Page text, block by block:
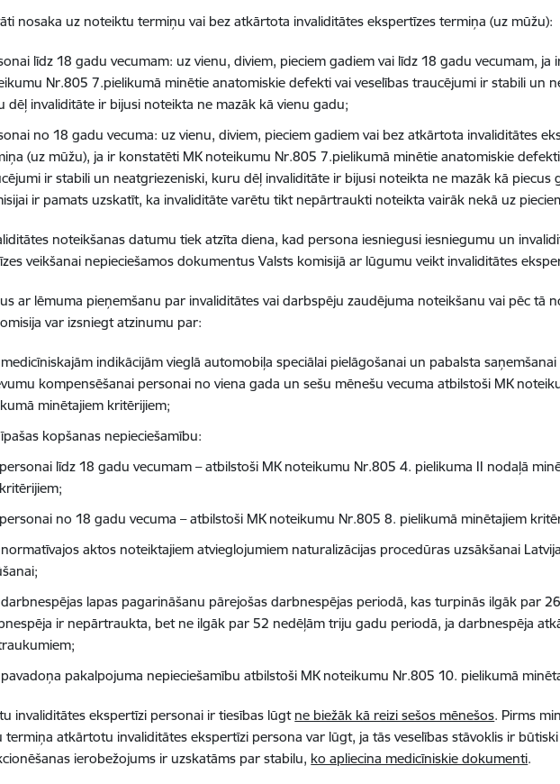
nosaka uz noteiktu termiņu vai bez atkārtota invaliditātes ekspertīzes termiņa (uz mūžu):
līdz 18 gadu vecumam: uz vienu, diviem, pieciem gadiem vai līdz 18 gadu vecumam, ja
Nr.805 7.pielikumā minētie anatomiskie defekti vai veselības traucējumi ir stabili un
dēļ invaliditāte ir bijusi noteikta ne mazāk kā vienu gadu;
no 18 gadu vecuma: uz vienu, diviem, pieciem gadiem vai bez atkārtota invaliditātes
(uz mūžu), ja ir konstatēti MK noteikumu Nr.805 7.pielikumā minētie anatomiskie
ir stabili un neatgriezeniski, kuru dēļ invaliditāte ir bijusi noteikta ne mazāk kā piecus
ir pamats uzskatīt, ka invaliditāte varētu tikt nepārtraukti noteikta vairāk nekā uz
noteikšanas datumu tiek atzīta diena, kad persona iesniegusi iesniegumu un
veikšanai nepieciešamos dokumentus Valsts komisijā ar lūgumu veikt invaliditātes
ar lēmuma pieņemšanu par invaliditātes vai darbspēju zaudējuma noteikšanu vai pēc tā
var izsniegt atzinumu par:
indikācijām vieglā automobiļa speciālai pielāgošanai un pabalsta
kompensēšanai personai no viena gada un sešu mēnešu vecuma atbilstoši MK
minētajiem kritērijiem;
kopšanas nepieciešamību:
personai līdz 18 gadu vecumam – atbilstoši MK noteikumu Nr.805 4. pielikuma II nodaļā
kritērijiem;
personai no 18 gadu vecuma – atbilstoši MK noteikumu Nr.805 8. pielikumā minētajiem
aktos noteiktajiem atvieglojumiem naturalizācijas procedūras uzsākšanai
lapas pagarināšanu pārejošas darbnespējas periodā, kas turpinās ilgāk par
ir nepārtraukta, bet ne ilgāk par 52 nedēļām triju gadu periodā, ja darbnespēja
pakalpojuma nepieciešamību atbilstoši MK noteikumu Nr.805 10. pielikumā
invaliditātes ekspertīzi personai ir tiesības lūgt ne biežāk kā reizi sešos mēnešos. Pirms
termiņa atkārtotu invaliditātes ekspertīzi persona var lūgt, ja tās veselības stāvoklis ir
ierobežojums ir uzskatāms par stabilu, ko apliecina medicīniskie dokumenti.